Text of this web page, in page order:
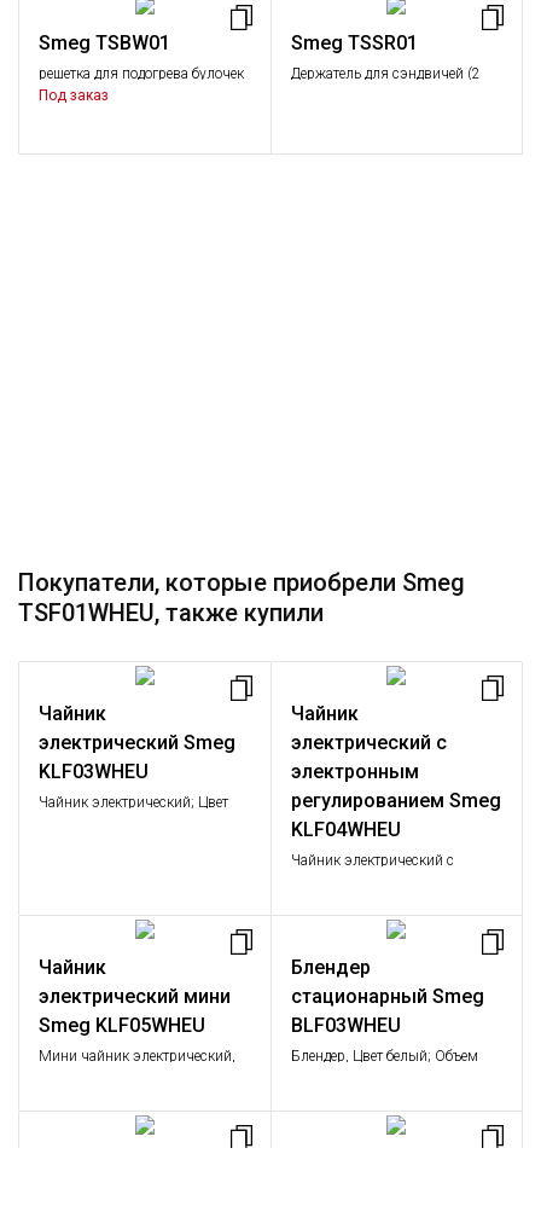
Smeg TSBW01
решетка для подогрева булочек
(1 шт.)
Под заказ
Smeg TSSR01
Держатель для сэндвичей (2
Покупатели, которые приобрели Smeg
TSF01WHEU, также купили
Чайник
электрический Smeg
KLF03WHEU
Чайник электрический; Цвет
Чайник
электрический с
электронным
регулированием Smeg
KLF04WHEU
Чайник электрический с
Чайник
электрический мини
Smeg KLF05WHEU
Мини чайник электрический,
Блендер
стационарный Smeg
BLF03WHEU
Блендер, Цвет белый; Объем
импульсный режим,